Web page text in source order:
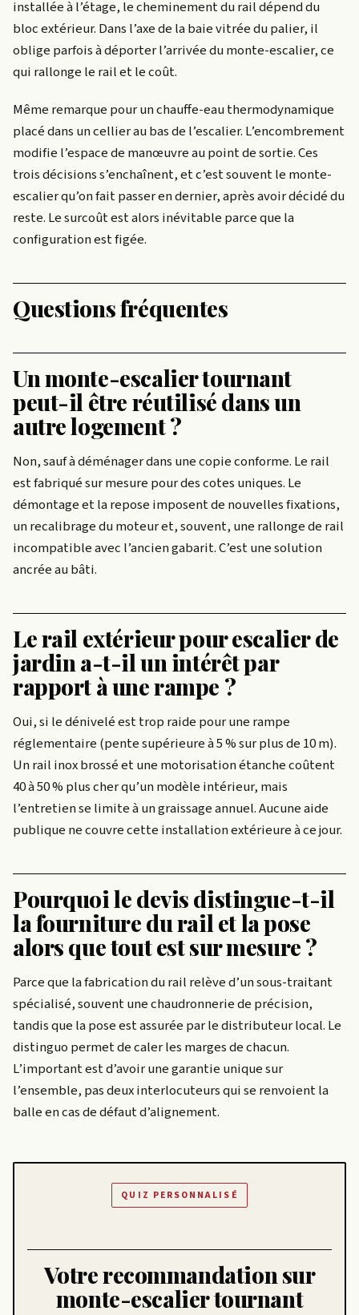
installée à l’étage, le cheminement du rail dépend du
bloc extérieur. Dans l’axe de la baie vitrée du palier, il
oblige parfois à déporter l’arrivée du monte-escalier, ce
qui rallonge le rail et le coût.
Même remarque pour un chauffe-eau thermodynamique
placé dans un cellier au bas de l’escalier. L’encombrement
modifie l’espace de manœuvre au point de sortie. Ces
trois décisions s’enchaînent, et c’est souvent le monte-
escalier qu’on fait passer en dernier, après avoir décidé du
reste. Le surcoût est alors inévitable parce que la
configuration est figée.
Questions fréquentes
Un monte-escalier tournant
peut-il être réutilisé dans un
autre logement ?
Non, sauf à déménager dans une copie conforme. Le rail
est fabriqué sur mesure pour des cotes uniques. Le
démontage et la repose imposent de nouvelles fixations,
un recalibrage du moteur et, souvent, une rallonge de rail
incompatible avec l’ancien gabarit. C’est une solution
ancrée au bâti.
Le rail extérieur pour escalier de
jardin a-t-il un intérêt par
rapport à une rampe ?
Oui, si le dénivelé est trop raide pour une rampe
réglementaire (pente supérieure à 5 % sur plus de 10 m).
Un rail inox brossé et une motorisation étanche coûtent
40 à 50 % plus cher qu’un modèle intérieur, mais
l’entretien se limite à un graissage annuel. Aucune aide
publique ne couvre cette installation extérieure à ce jour.
Pourquoi le devis distingue-t-il
la fourniture du rail et la pose
alors que tout est sur mesure ?
Parce que la fabrication du rail relève d’un sous-traitant
spécialisé, souvent une chaudronnerie de précision,
tandis que la pose est assurée par le distributeur local. Le
distinguo permet de caler les marges de chacun.
L’important est d’avoir une garantie unique sur
l’ensemble, pas deux interlocuteurs qui se renvoient la
balle en cas de défaut d’alignement.
QUIZ PERSONNALISÉ
Votre recommandation sur
monte-escalier tournant